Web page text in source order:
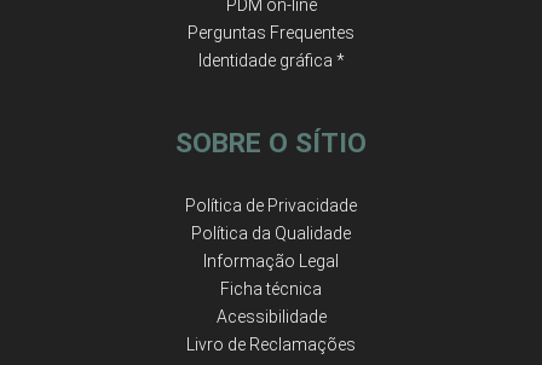
PDM on-line
Perguntas Frequentes
Identidade gráfica *
SOBRE O SÍTIO
Política de Privacidade
Política da Qualidade
Informação Legal
Ficha técnica
Acessibilidade
Livro de Reclamações